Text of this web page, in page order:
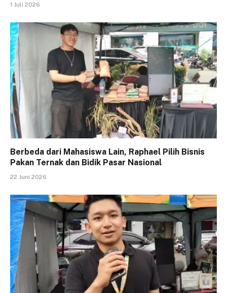
1 Juli 2026
Berbeda dari Mahasiswa Lain, Raphael Pilih Bisnis
Pakan Ternak dan Bidik Pasar Nasional
22 Juni 2026